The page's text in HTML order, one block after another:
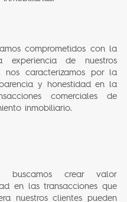
comprometidos con la
de nuestros
nos caracterizamos por la
y honestidad en la
comerciales de
inmobiliario.
buscamos crear valor
en las transacciones que
nuestros clientes pueden